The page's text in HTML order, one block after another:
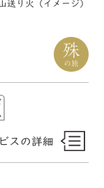
送り火（イメージ）
スの詳細